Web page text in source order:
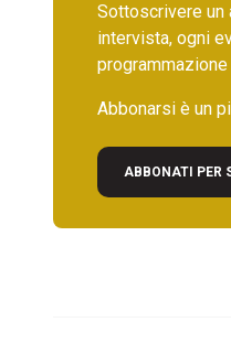
Sottoscrivere un
intervista, ogni
Abbonarsi è un
ABBONATI PER